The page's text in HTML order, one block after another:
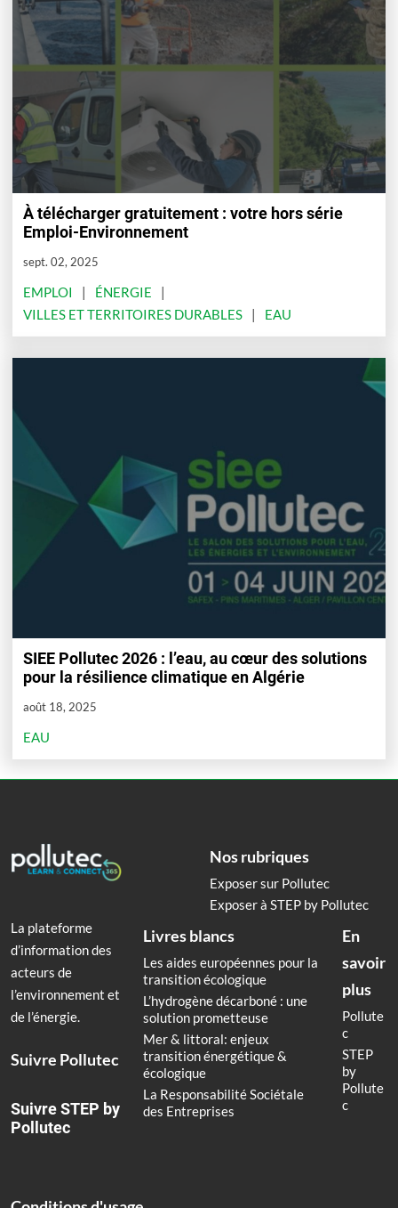
À télécharger gratuitement : votre hors série
Emploi-Environnement
sept. 02, 2025
EMPLOI
ÉNERGIE
VILLES ET TERRITOIRES DURABLES
EAU
SIEE Pollutec 2026 : l’eau, au cœur des solutions
pour la résilience climatique en Algérie
août 18, 2025
EAU
La plateforme
d’information des
acteurs de
l’environnement et
de l’énergie.
Suivre Pollutec
Suivre STEP by
Pollutec
Nos rubriques
Exposer sur Pollutec
Exposer à STEP by Pollutec
Livres blancs
Les aides européennes pour la
transition écologique
L’hydrogène décarboné : une
solution prometteuse
Mer & littoral: enjeux
transition énergétique &
écologique
La Responsabilité Sociétale
des Entreprises
En
savoir
plus
Pollute
c
STEP
by
Pollute
c